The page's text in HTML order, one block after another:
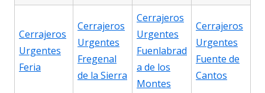
Cerrajeros
Urgentes
Feria
Cerrajeros
Urgentes
Fregenal
de la Sierra
Cerrajeros
Urgentes
Fuenlabrad
a de los
Montes
Cerrajeros
Urgentes
Fuente de
Cantos